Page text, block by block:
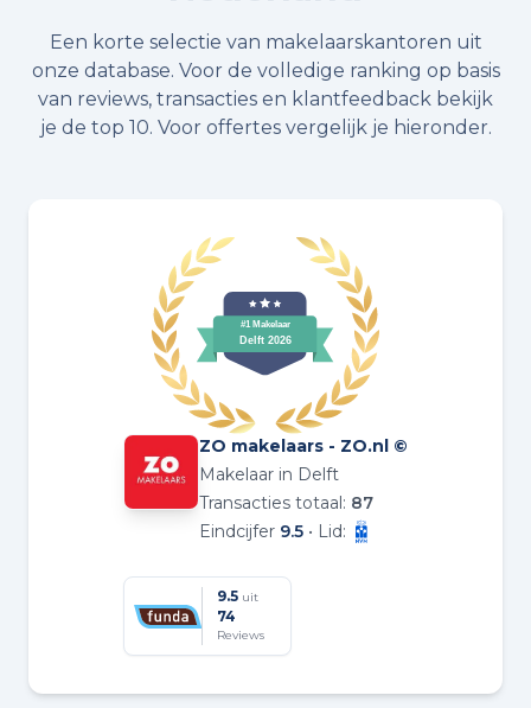
Een korte selectie van makelaarskantoren uit
onze database. Voor de volledige ranking op basis
van reviews, transacties en klantfeedback bekijk
je de top 10. Voor offertes vergelijk je hieronder.
ZO makelaars - ZO.nl ©
Makelaar in Delft
Transacties totaal: 87
Eindcijfer 9.5 • Lid:
9.5 uit
74
Reviews